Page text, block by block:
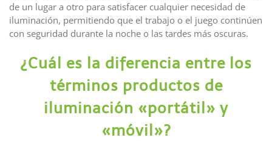
de un lugar a otro para satisfacer cualquier necesidad de
iluminación, permitiendo que el trabajo o el juego continúen
con seguridad durante la noche o las tardes más oscuras.
¿Cuál es la diferencia entre los
términos productos de
iluminación «portátil» y
«móvil»?